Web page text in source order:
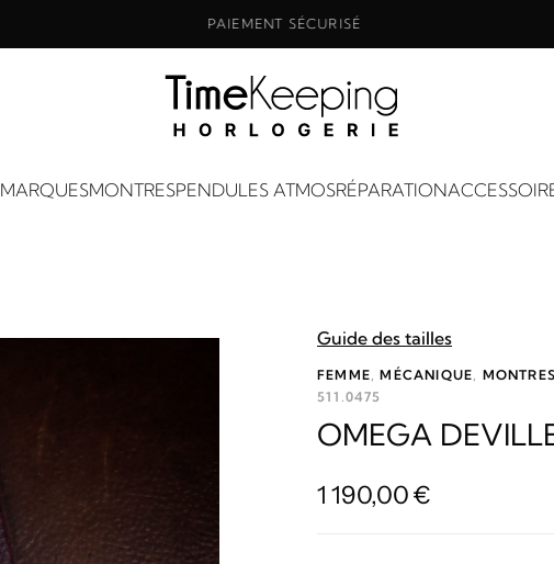
PAIEMENT SÉCURISÉ
MARQUESMONTRESPENDULES ATMOSRÉPARATION
Guide des tailles
FEMME ,MÉCANIQUE
511.0475
OMEGA
1 190,00€